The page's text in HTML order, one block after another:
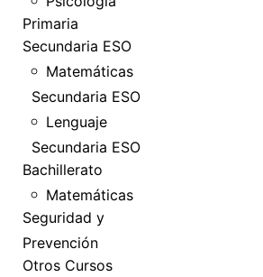
Primaria
Secundaria ESO
Matemáticas
Secundaria ESO
Lenguaje
Secundaria ESO
Bachillerato
Matemáticas
Seguridad y
Prevención
Otros Cursos